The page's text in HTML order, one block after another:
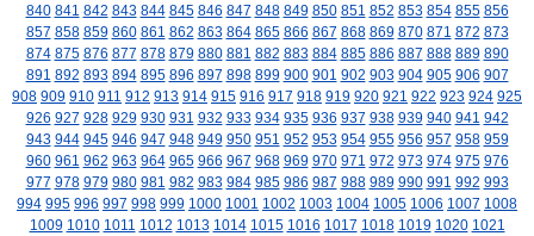
840 841 842 843 844 845 846 847 848 849 850 851 852 853 854 855 856
857 858 859 860 861 862 863 864 865 866 867 868 869 870 871 872 873
874 875 876 877 878 879 880 881 882 883 884 885 886 887 888 889 890
891 892 893 894 895 896 897 898 899 900 901 902 903 904 905 906 907
908 909 910 911 912 913 914 915 916 917 918 919 920 921 922 923 924 925
926 927 928 929 930 931 932 933 934 935 936 937 938 939 940 941 942
943 944 945 946 947 948 949 950 951 952 953 954 955 956 957 958 959
960 961 962 963 964 965 966 967 968 969 970 971 972 973 974 975 976
977 978 979 980 981 982 983 984 985 986 987 988 989 990 991 992 993
994 995 996 997 998 999 1000 1001 1002 1003 1004 1005 1006 1007 1008
1009 1010 1011 1012 1013 1014 1015 1016 1017 1018 1019 1020 1021